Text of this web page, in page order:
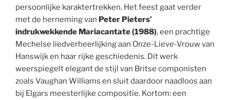
persoonlijke karaktertrekken. Het feest gaat verder
met de herneming van Peter Pieters’
indrukwekkende Mariacantate (1988), een prachtige
Mechelse liedverheerlijking aan Onze-Lieve-Vrouw van
Hanswijk en haar rijke geschiedenis. Dit werk
weerspiegelt elegant de stijl van Britse componisten
zoals Vaughan Williams en sluit daardoor naadloos aan
bij Elgars meesterlijke compositie. Kortom: een